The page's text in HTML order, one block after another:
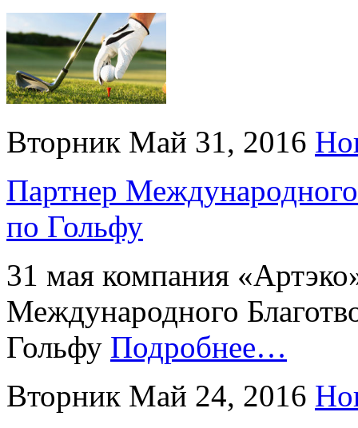
Вторник Май 31, 2016
Партнер
по Гольфу
31 мая компания
Международного
Гольфу Подробнее…
Вторник Май 24, 2016